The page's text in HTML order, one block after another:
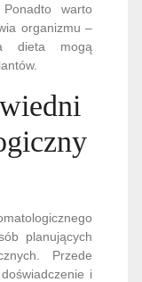
warto
organizmu –
dieta mogą
planujących
Przede
i